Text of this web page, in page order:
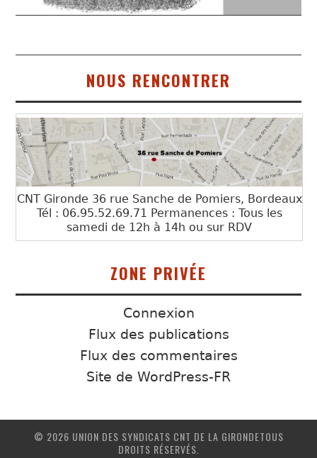
NOUS RENCONTRER
CNT Gironde 36 rue Sanche de Pomiers, Bordeaux
Tél : 06.95.52.69.71 Permanences : Tous les
samedi de 12h à 14h ou sur RDV
ZONE PRIVÉE
Connexion
Flux des publications
Flux des commentaires
Site de WordPress-FR
© 2026 UNION DES SYNDICATS CNT DE LA GIRONDETOUS
DROITS RÉSERVÉS.